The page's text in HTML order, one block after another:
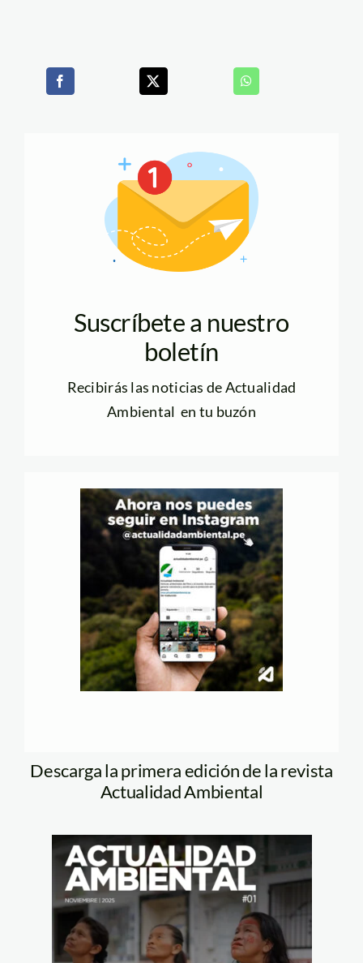
Suscríbete a nuestro
boletín
Recibirás las noticias de Actualidad
Ambiental en tu buzón
Descarga la primera edición de la revista
Actualidad Ambiental